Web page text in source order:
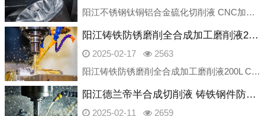
阳江不锈钢钛铜铝合金硫化切削液 CNC加工中心车床 全合成 磨削油厂家衡水朱雀新材料科技有限公司是一家专业研发生产工业润滑油产品的厂家，致力为金属加工领域提供绿色、安全、高性价比的高端产品。我公司主要产品
阳江铸铁防锈磨削全合成加工磨削液200L CNC加工中心绿色车床切削液
2025-02-17
2563
阳江铸铁防锈磨削全合成加工磨削液200L CNC加工中心绿色车床切削液衡水朱雀新材料科技有限公司是一家专业研发生产工业润滑油产品的厂家，致力为金属加工领域提供绿色、安全、高性价比的高端产品。我公司主要产品
阳江德兰帝半合成切削液 铸铁钢件防锈能力强 黑色金属磨削润滑
2025-02-11
2659